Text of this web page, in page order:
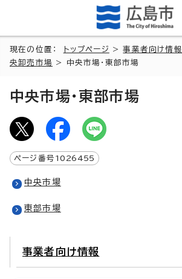
現在の位置： トップページ >事業者向け情報
央卸売市場 > 中央市場・東部市場
中央市場・東部市場
ページ番号 1026455
中央市場
東部市場
事業者向け情報